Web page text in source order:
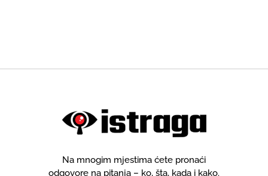
Na mnogim mjestima ćete pronaći
odgovore na pitanja – ko, šta, kada i kako.